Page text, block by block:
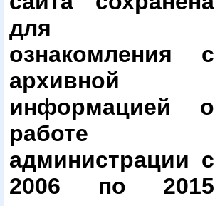
для
ознакомления с
архивной
информацией о
работе
администрации с
2006 по 2015